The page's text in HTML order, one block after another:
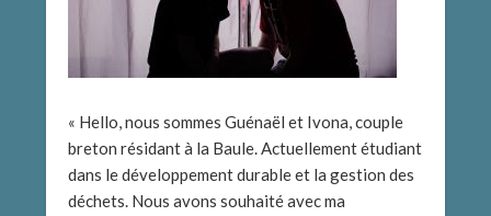
« Hello, nous sommes Guénaël et Ivona, couple
breton résidant à la Baule. Actuellement étudiant
dans le développement durable et la gestion des
déchets. Nous avons souhaité avec ma